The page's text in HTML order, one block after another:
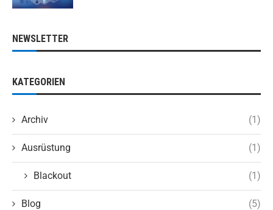
NEWSLETTER
KATEGORIEN
Archiv (1)
Ausrüstung (1)
Blackout (1)
Blog (5)